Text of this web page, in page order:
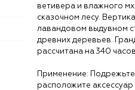
ветивера и влажного
сказочном лесу.
лавандовом выдувном
древних деревьев.
рассчитана на 340
Применение:
расположите